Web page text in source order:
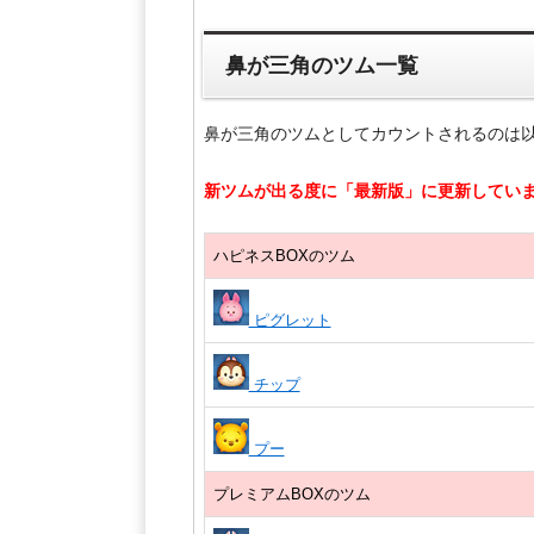
鼻が三角のツム一覧
鼻が三角のツムとしてカウントされるのは
新ツムが出る度に「最新版」に更新してい
ハピネスBOXのツム
ピグレット
チップ
プー
プレミアムBOXのツム